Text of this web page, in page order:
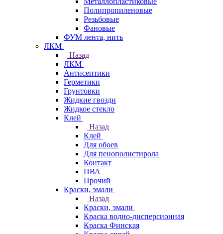
Полипропиленовые
Резьбовые
Фановые
ФУМ лента, нить
ЛКМ
Назад
ЛКМ
Антисептики
Герметики
Грунтовки
Жидкие гвозди
Жидкое стекло
Клей
Назад
Клей
Для обоев
Для пенополистирола
Контакт
ПВА
Прочий
Краски, эмали
Назад
Краски, эмали
Краска водно-дисперсионная
Краска Финская